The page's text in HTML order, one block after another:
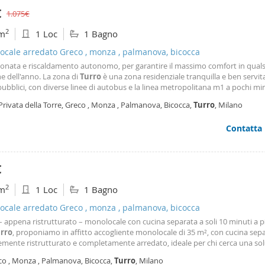
che ha fornito loro o che hanno raccolto dal suo utilizzo
1.075€
2 1 Loc 1 Bagno
arredato Greco , monza , palmanova, bicocca
e riscaldamento autonomo, per garantire il massimo comfort in
dell'anno. La zona di Turroè una zona residenziale tranquilla e ben
con diverse linee di autobus e la linea metropolitana m1 a pochi
- Utilities and condominium flat
della Torre, Greco , Monza , Palmanova, Bicocca,Turro, Milano
Contatta
2 1 Loc 1 Bagno
arredato Greco , monza , palmanova, bicocca
appena ristrutturato – monolocale con cucina separata a soli 10 minuti a
, proponiamo in affitto accogliente monolocale di 35 m², con cucina
ristrutturato e completamente arredato, ideale per chi cerca una
ed è dotato di arredamento
, Monza , Palmanova, Bicocca,Turro, Milano